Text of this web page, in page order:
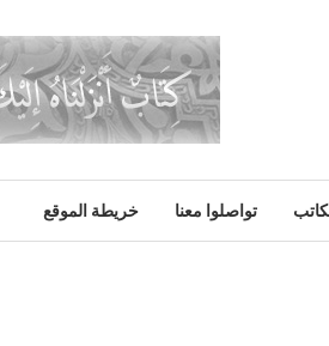
تواصلوا معنا خريطة الموقع